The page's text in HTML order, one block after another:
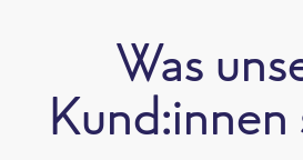
Was
Kund:innen